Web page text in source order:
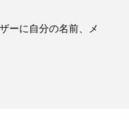
ーに自分の名前、メ